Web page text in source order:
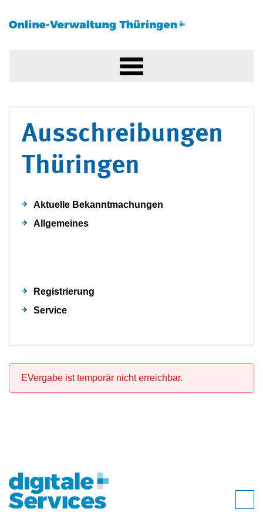
Ausschreibungen
Thüringen
Aktuelle Bekanntmachungen
Allgemeines
Registrierung
Service
EVergabe ist temporär nicht erreichbar.